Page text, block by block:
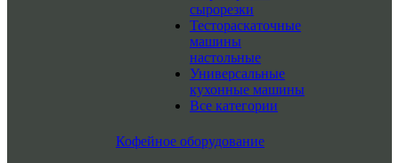
сырорезки
Тестораскаточные
машины
настольные
Универсальные
кухонные машины
Все категории
Кофейное оборудование